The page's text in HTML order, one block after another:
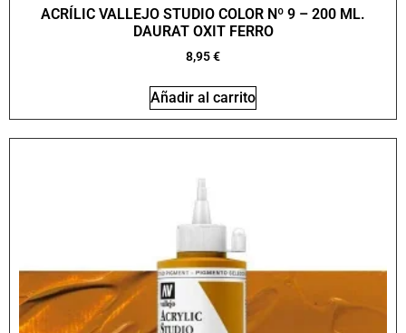
ACRÍLIC VALLEJO STUDIO COLOR Nº 9 – 200 ML.
DAURAT OXIT FERRO
8,95€
Añadir al carrito